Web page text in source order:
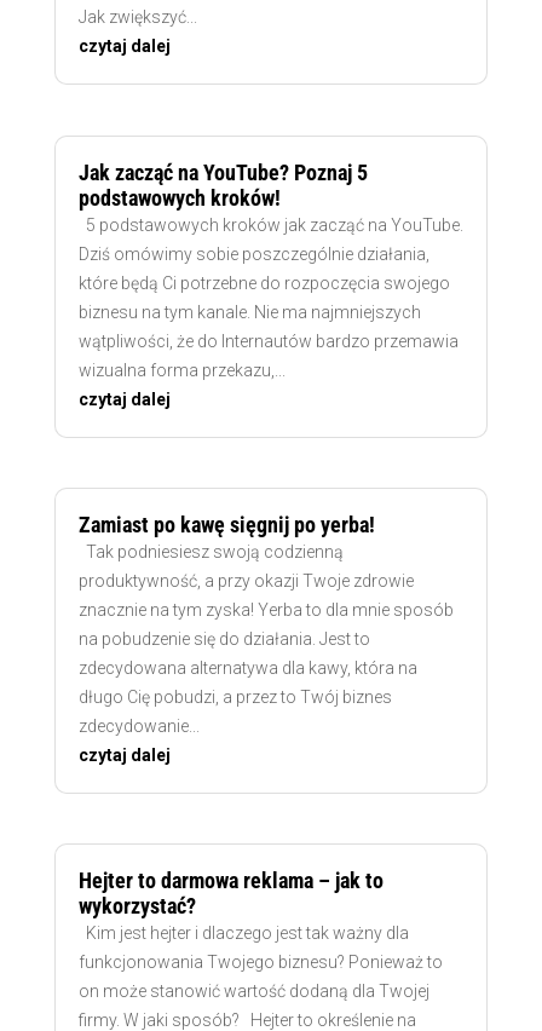
Jak zwiększyć...
czytaj dalej
Jak zacząć na YouTube? Poznaj 5
podstawowych kroków!
5 podstawowych kroków jak zacząć na YouTube.
Dziś omówimy sobie poszczególnie działania,
które będą Ci potrzebne do rozpoczęcia swojego
biznesu na tym kanale. Nie ma najmniejszych
wątpliwości, że do Internautów bardzo przemawia
wizualna forma przekazu,...
czytaj dalej
Zamiast po kawę sięgnij po yerba!
Tak podniesiesz swoją codzienną
produktywność, a przy okazji Twoje zdrowie
znacznie na tym zyska! Yerba to dla mnie sposób
na pobudzenie się do działania. Jest to
zdecydowana alternatywa dla kawy, która na
długo Cię pobudzi, a przez to Twój biznes
zdecydowanie...
czytaj dalej
Hejter to darmowa reklama – jak to
wykorzystać?
Kim jest hejter i dlaczego jest tak ważny dla
funkcjonowania Twojego biznesu? Ponieważ to
on może stanowić wartość dodaną dla Twojej
firmy. W jaki sposób? Hejter to określenie na